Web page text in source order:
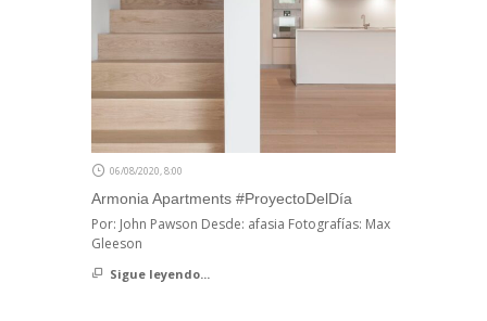
06/08/2020, 8:00
Armonia Apartments #ProyectoDelDía
Por: John Pawson Desde: afasia Fotografías: Max
Gleeson
Sigue leyendo...